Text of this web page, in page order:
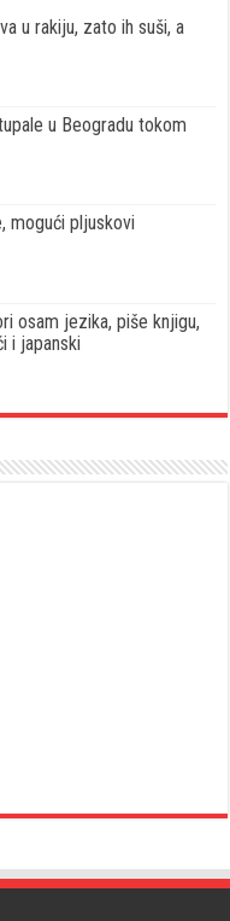
u rakiju, zato ih suši, a
u Beogradu tokom
mogući pljuskovi
osam jezika, piše knjigu,
i japanski